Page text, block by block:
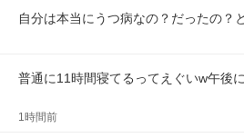
自分は本当にうつ病なの？だったの？
普通に11時間寝てるってえぐいw午後
1時間前